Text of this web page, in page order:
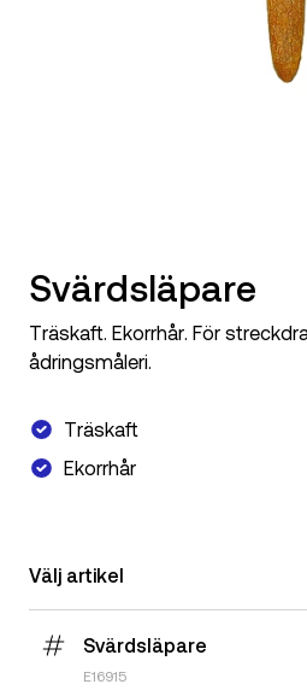
Svärdsläpare
Träskaft. Ekorrhår. För
ådringsmåleri.
Träskaft
Ekorrhår
Välj artikel
Svärdsläpare
E16915